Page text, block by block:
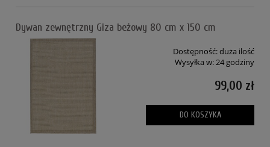
Dywan zewnętrzny Giza beżowy 80 cm x 150 cm
Dostępność:duża ilość
Wysyłka w:24 godziny
99,00 zł
DO KOSZYKA